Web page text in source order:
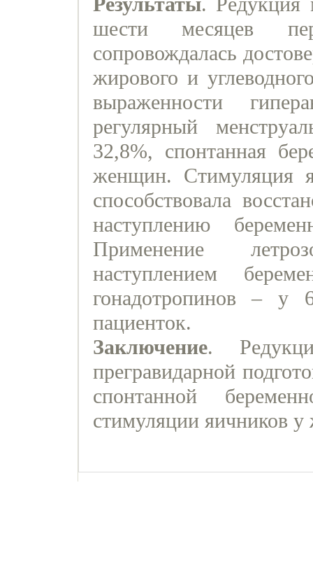
шести месяцев
сопровождалась
жирового и
выраженности
регулярный
32,8%, спонтанная
женщин. Стимуляция
способствовала
наступлению
Применение
наступлением
гонадотропинов – у
пациенток.
Заключение.
прегравидарной
спонтанной
стимуляции яичников